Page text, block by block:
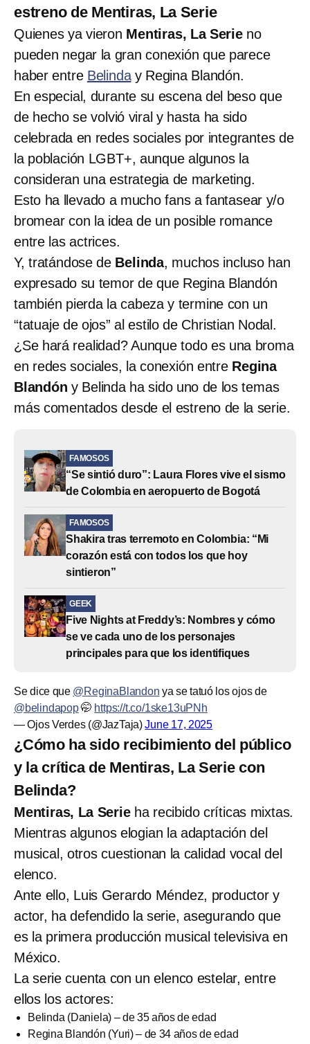
estreno de Mentiras, La Serie
Quienes ya vieron Mentiras, La Serieno
pueden negar la gran conexión que parece
haber entre Belinday Regina Blandón.
En especial, durante su escena del beso que
de hecho se volvió viral y hasta ha sido
celebrada en redes sociales por integrantes de
la población LGBT+, aunque algunos la
consideran una estrategia de marketing.
Esto ha llevado a mucho fans a fantasear y/o
bromear con la idea de un posible romance
entre las actrices.
Y, tratándose de Belinda, muchos incluso han
expresado su temor de que Regina Blandón
también pierda la cabeza y termine con un
“tatuaje de ojos” al estilo de Christian Nodal.
¿Se hará realidad? Aunque todo es una broma
en redes sociales, la conexión entre Regina
Blandón y Belinda ha sido uno de los temas
más comentados desde el estreno de la serie.
FAMOSOS
“Se sintió duro”: Laura Flores vive el sismo
de Colombia en aeropuerto de Bogotá
FAMOSOS
Shakira tras terremoto en Colombia: “Mi
corazón está con todos los que hoy
sintieron”
GEEK
Five Nights at Freddy’s: Nombres y cómo
se ve cada uno de los personajes
principales para que los identifiques
Se dice que @ReginaBlandon ya se tatuó los ojos de
@belindapop🤭 https://t.co/1ske13uPNh
— Ojos Verdes (@JazTaja)June 17, 2025
¿Cómo ha sido recibimiento del público
y la crítica de Mentiras, La Serie con
Belinda?
Mentiras, La Serieha recibido críticas mixtas.
Mientras algunos elogian la adaptación del
musical, otros cuestionan la calidad vocal del
elenco.
Ante ello, Luis Gerardo Méndez, productor y
actor, ha defendido la serie, asegurando que
es la primera producción musical televisiva en
México.
La serie cuenta con un elenco estelar, entre
ellos los actores:
Belinda (Daniela) – de 35 años de edad
Regina Blandón (Yuri) – de 34 años de edad